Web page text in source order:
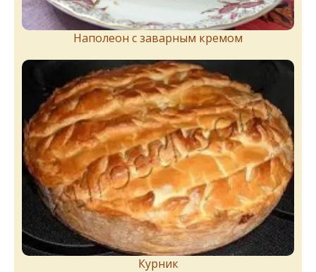
Наполеон с заварным кремом
Курник